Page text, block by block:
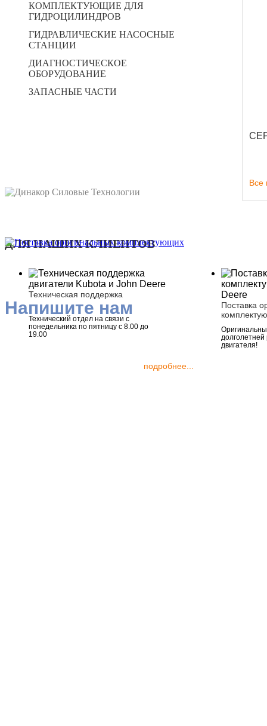
КОМПЛЕКТУЮЩИЕ ДЛЯ
ГИДРОЦИЛИНДРОВ
ГИДРАВЛИЧЕСКИЕ НАСОСНЫЕ
СТАНЦИИ
ДИАГНОСТИЧЕСКОЕ
ОБОРУДОВАНИЕ
ЗАПАСНЫЕ ЧАСТИ
Все
ДЛЯ НАШИХ КЛИЕНТОВ
Техническая поддержка
Технический отдел на связи с
понедельника по пятницу с 8.00 до
19.00
подробнее...
Поставка
двигателя!
Напишите нам